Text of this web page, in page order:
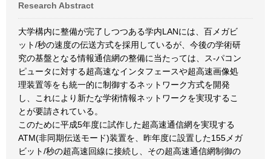
Research Abstract
大学構内に整備が完了しつつある学内LANには、百メガビ
ット/秒の速度の伝送方式を採用しているが、今後の学術研
究の基盤となる情報通信網の整備に当たっては、ス-パコン
ピュータに対する超高速なインタフェースや超高速画像処
理装置等をも統一的に制御するネットワーク方式を開発
し、これにより新たな学術情報ネットワークを実現するこ
とが要請されている。
このために平成5年度に試作した超高速通信網を実現する
ATM(非同期伝送モード)装置を、昨年度に設置した155メガ
ビット/秒の超高速回線に接続し、その超高速通信網制御の